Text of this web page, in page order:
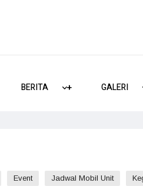
+
+
BERITA GALERI
Event Jadwal Mobil Unit